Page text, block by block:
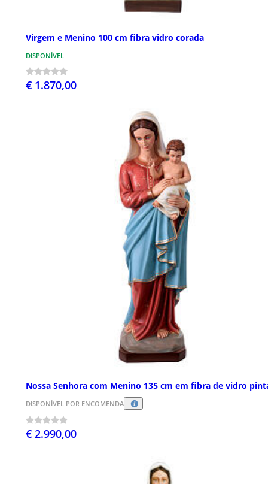
Virgem e Menino 100 cm fibra vidro corada
DISPONÍVEL
€ 1.870,00
Nossa Senhora com Menino 135 cm em fibra de vidro
DISPONÍVEL POR ENCOMENDA
€ 2.990,00